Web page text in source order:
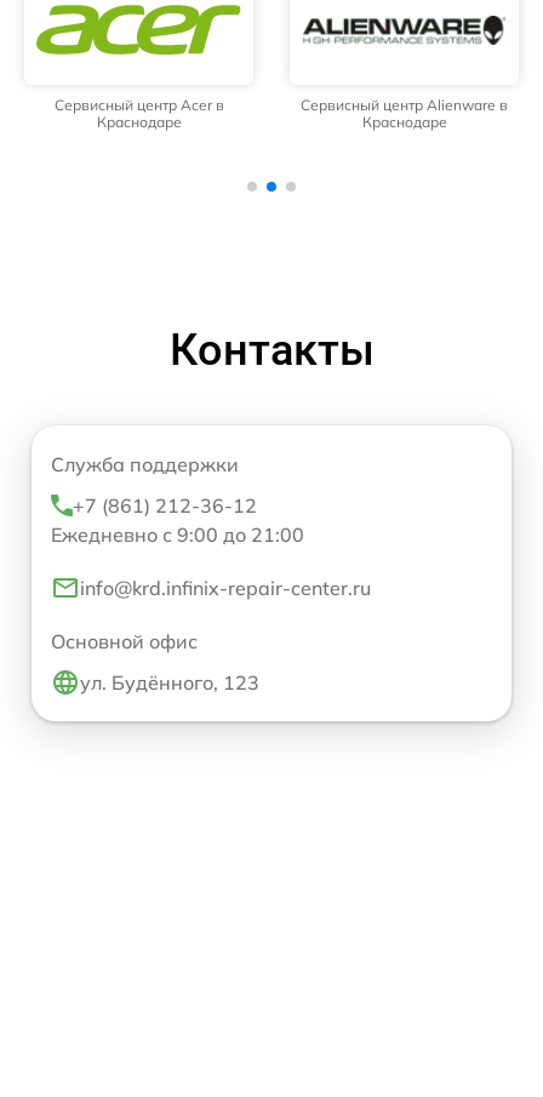
Сервисный центр Acer в
Краснодаре
Сервисный центр Alienware в
Краснодаре
Контакты
Служба поддержки
+7 (861) 212-36-12
Ежедневно с 9:00 до 21:00
info@krd.infinix-repair-center.ru
Основной офис
ул. Будённого, 123